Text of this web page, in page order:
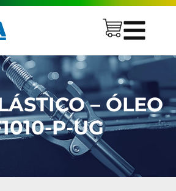
– ÓLEO
P-UG